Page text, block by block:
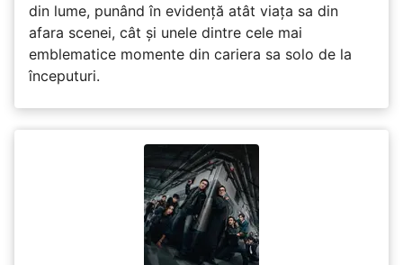
din lume, punând în evidență atât viața sa din
afara scenei, cât și unele dintre cele mai
emblematice momente din cariera sa solo de la
începuturi.